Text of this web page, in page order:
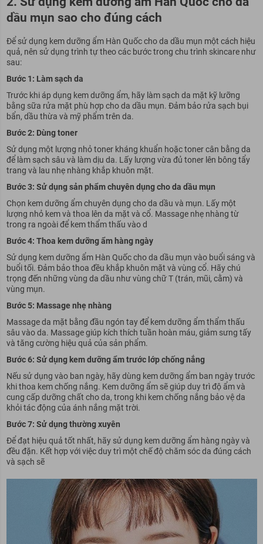
dầu mụn sao cho đúng cách
Để sử dụng kem dưỡng ẩm Hàn Quốc cho da dầu mụn một cách hiệu
quả, nên sử dụng trình tự theo các bước trong chu trình skincare như
sau:
Bước 1: Làm sạch da
Trước khi áp dụng kem dưỡng ẩm, hãy làm sạch da mặt kỹ lưỡng
bằng sữa rửa mặt phù hợp cho da dầu mụn. Đảm bảo rửa sạch bụi
bẩn, dầu thừa và mỹ phẩm trên da.
Bước 2: Dùng toner
Sử dụng một lượng nhỏ toner kháng khuẩn hoặc toner cân bằng da
để làm sạch sâu và làm dịu da. Lấy lượng vừa đủ toner lên bông tẩy
trang và lau nhẹ nhàng khắp khuôn mặt.
Bước 3: Sử dụng sản phẩm chuyên dụng cho da dầu mụn
Chọn kem dưỡng ẩm chuyên dụng cho da dầu và mụn. Lấy một
lượng nhỏ kem và thoa lên da mặt và cổ. Massage nhẹ nhàng từ
trong ra ngoài để kem thẩm thấu vào d
Bước 4: Thoa kem dưỡng ẩm hàng ngày
Sử dụng kem dưỡng ẩm Hàn Quốc cho da dầu mụn vào buổi sáng và
buổi tối. Đảm bảo thoa đều khắp khuôn mặt và vùng cổ. Hãy chú
trọng đến những vùng da dầu như vùng chữ T (trán, mũi, cằm) và
vùng mụn.
Bước 5: Massage nhẹ nhàng
Massage da mặt bằng đầu ngón tay để kem dưỡng ẩm thẩm thấu
sâu vào da. Massage giúp kích thích tuần hoàn máu, giảm sưng tấy
và tăng cường hiệu quả của sản phẩm.
Bước 6: Sử dụng kem dưỡng ẩm trước lớp chống nắng
Nếu sử dụng vào ban ngày, hãy dùng kem dưỡng ẩm ban ngày trước
khi thoa kem chống nắng. Kem dưỡng ẩm sẽ giúp duy trì độ ẩm và
cung cấp dưỡng chất cho da, trong khi kem chống nắng bảo vệ da
khỏi tác động của ánh nắng mặt trời.
Bước 7: Sử dụng thường xuyên
Để đạt hiệu quả tốt nhất, hãy sử dụng kem dưỡng ẩm hàng ngày và
đều đặn. Kết hợp với việc duy trì một chế độ chăm sóc da đúng cách
và sạch sẽ